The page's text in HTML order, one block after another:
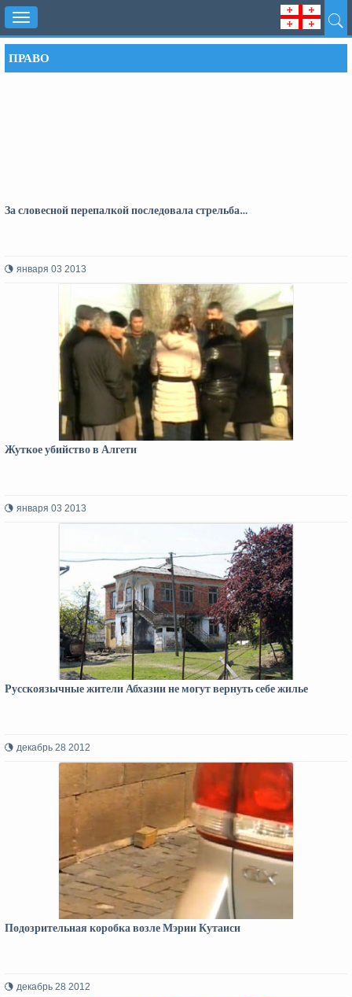
Toggle
navigation
ПРАВО
За словесной перепалкой последовала стрельба…
января 03 2013
Жуткое убийство в Алгети
января 03 2013
Русскоязычные жители Абхазии не могут вернуть себе жилье
декабрь 28 2012
Подозрительная коробка возле Мэрии Кутаиси
декабрь 28 2012